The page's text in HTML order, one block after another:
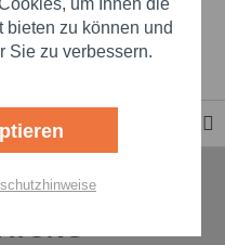
Aktiv
Aktiv
bieten zu können und
Sie zu verbessern.